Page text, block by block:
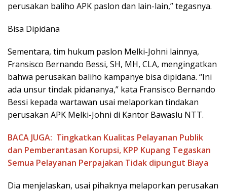
perusakan baliho APK paslon dan lain-lain,” tegasnya.
Bisa Dipidana
Sementara, tim hukum paslon Melki-Johni lainnya,
Fransisco Bernando Bessi, SH, MH, CLA, mengingatkan
bahwa perusakan baliho kampanye bisa dipidana. “Ini
ada unsur tindak pidananya,” kata Fransisco Bernando
Bessi kepada wartawan usai melaporkan tindakan
perusakan APK Melki-Johni di Kantor Bawaslu NTT.
BACA JUGA: Tingkatkan Kualitas Pelayanan Publik
dan Pemberantasan Korupsi, KPP Kupang Tegaskan
Semua Pelayanan Perpajakan Tidak dipungut Biaya
Dia menjelaskan, usai pihaknya melaporkan perusakan